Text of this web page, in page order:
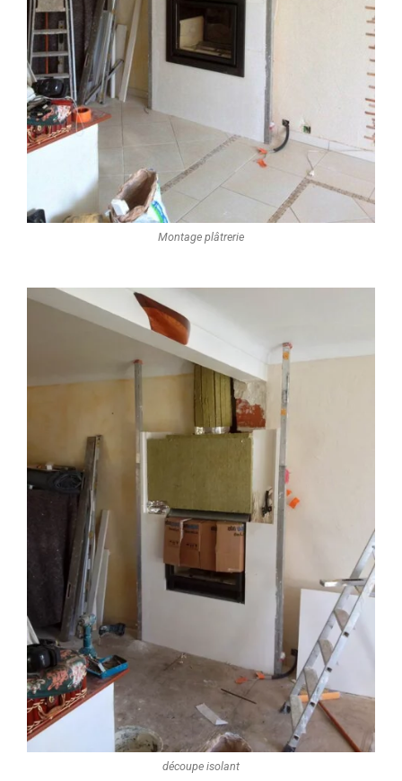
Montage plâtrerie
découpe isolant